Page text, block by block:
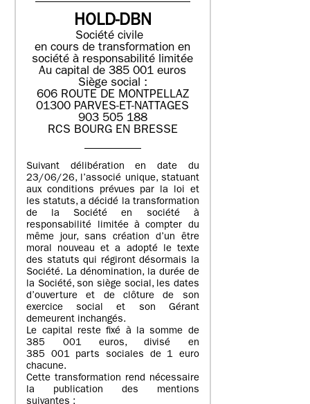
HOLD-DBN
Société civile
en cours de transformation en
société à responsabilité limitée
Au capital de 385 001 euros
Siège social :
606 ROUTE DE MONTPELLAZ
01300 PARVES-ET-NATTAGES
903 505 188
RCS BOURG EN BRESSE
Suivant délibération en date du
23/06/26, l’associé unique, statuant
aux conditions prévues par la loi et
les statuts, a décidé la transformation
de la Société en société à
responsabilité limitée à compter du
même jour, sans création d’un être
moral nouveau et a adopté le texte
des statuts qui régiront désormais la
Société. La dénomination, la durée de
la Société, son siège social, les dates
d’ouverture et de clôture de son
exercice social et son Gérant
demeurent inchangés.
Le capital reste fixé à la somme de
385 001 euros, divisé en
385 001 parts sociales de 1 euro
chacune.
Cette transformation rend nécessaire
la publication des mentions